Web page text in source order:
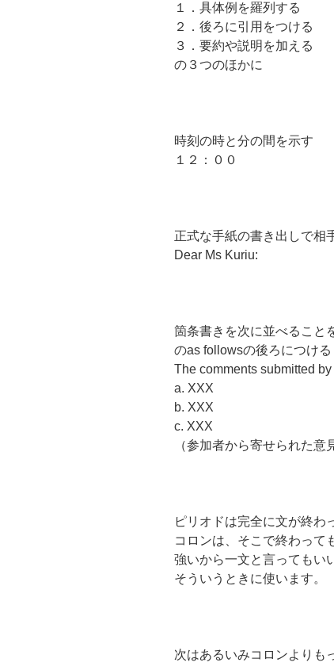
１．具体例を羅列する
２．後ろに引用をつける
３．要約や説明を加える
の３つのほかに
時刻の時と分の間を示す
１２：００
正式な手紙の書き出しで相
Dear Ms Kuriu:
箇条書きを次に並べること
のas followsの後ろにつける
The comments submitted
a. XXX
b. XXX
c. XXX
（参加者から寄せられた
ピリオドは完全に文が終わ
コロンは、そこで終わって
強いから一文と言ってもい
そういうときに使います。
次はあるいみコロンよりも